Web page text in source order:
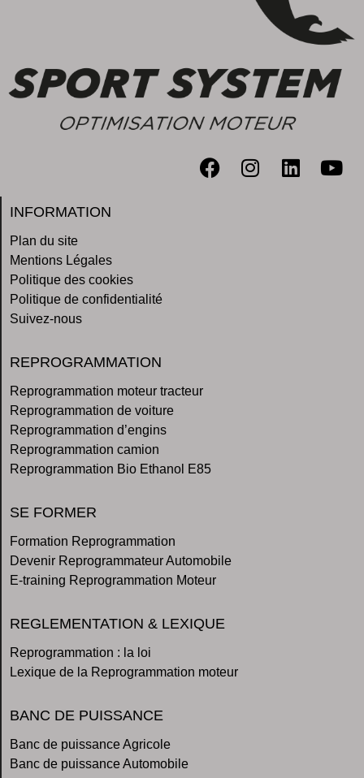
INFORMATION
Plan du site
Mentions Légales
Politique des cookies
Politique de confidentialité
Suivez-nous
REPROGRAMMATION
Reprogrammation moteur tracteur
Reprogrammation de voiture
Reprogrammation d’engins
Reprogrammation camion
Reprogrammation Bio Ethanol E85
SE FORMER
Formation Reprogrammation
Devenir Reprogrammateur Automobile
E-training Reprogrammation Moteur
REGLEMENTATION & LEXIQUE
Reprogrammation : la loi
Lexique de la Reprogrammation moteur
BANC DE PUISSANCE
Banc de puissance Agricole
Banc de puissance Automobile